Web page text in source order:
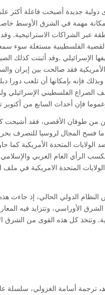
جديدة أصبحت فاعلة أكثر
مهمة في الشرق الأوسط خاصة
عبر الشراكات الاستراتيجية.
الفلسطينية مستغلة سوء
.وقد أثبتت كذلك
فإنه بإمكانها أن تلعب دورا
الصراع الفلسطيني الإسرائيلي
فإن أحداث السابع من
من طوفان الأقصى، فقد أشيحت كل
فسح المجال لروسيا للتصرف
المتحدة الأمريكية كما
الرأي العام العربي
المتحدة الامريكية في
الدولي الحالي، إذ جاءت
الأوراسي، وتتزايد فيه
وتتخذ كل هذه القوى من
ترجمة أسامة الغزولي، سلسلة